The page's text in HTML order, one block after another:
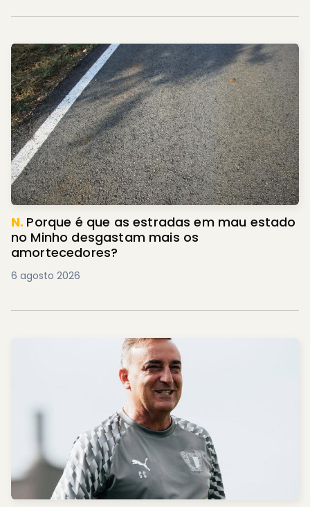
N. Porque é que as estradas em mau estado
no Minho desgastam mais os
amortecedores?
6 agosto 2026